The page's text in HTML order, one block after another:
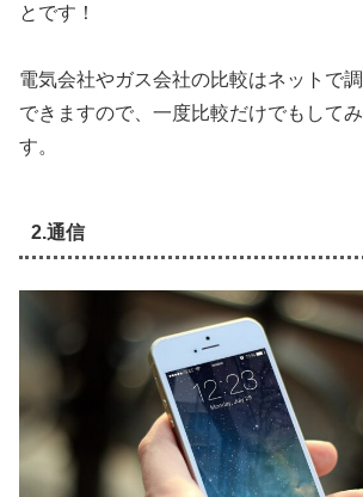
とです！
電気会社やガス会社の比較はネットで
できますので、一度比較だけでもして
す。
2.通信